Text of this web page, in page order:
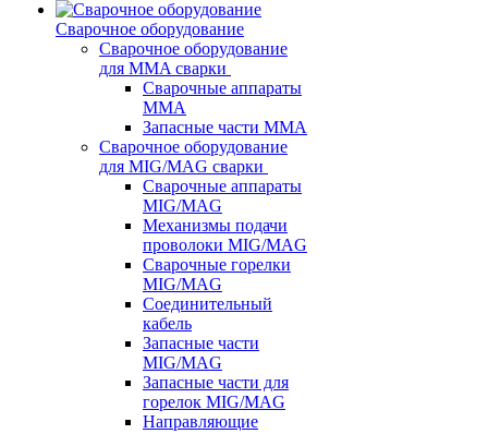
Сварочное оборудование
Сварочное оборудование
для MMA сварки
Сварочные аппараты
MMA
Запасные части MMA
Сварочное оборудование
для MIG/MAG сварки
Сварочные аппараты
MIG/MAG
Механизмы подачи
проволоки MIG/MAG
Сварочные горелки
MIG/MAG
Соединительный
кабель
Запасные части
MIG/MAG
Запасные части для
горелок MIG/MAG
Направляющие